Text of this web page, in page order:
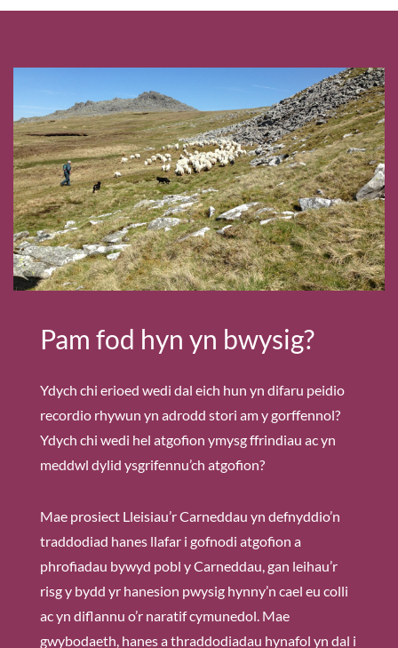
Pam fod hyn yn bwysig?
Ydych chi erioed wedi dal eich hun yn difaru peidio
recordio rhywun yn adrodd stori am y gorffennol?
Ydych chi wedi hel atgofion ymysg ffrindiau ac yn
meddwl dylid ysgrifennu’ch atgofion?
Mae prosiect Lleisiau’r Carneddau yn defnyddio’n
traddodiad hanes llafar i gofnodi atgofion a
phrofiadau bywyd pobl y Carneddau, gan leihau’r
risg y bydd yr hanesion pwysig hynny’n cael eu colli
ac yn diflannu o’r naratif cymunedol. Mae
gwybodaeth, hanes a thraddodiadau hynafol yn dal i